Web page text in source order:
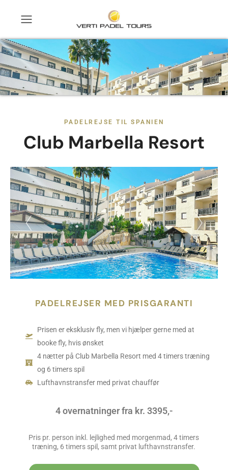
PADELREJSE TIL SPANIEN
Club Marbella Resort
PADELREJSER MED PRISGARANTI
Prisen er eksklusiv fly, men vi hjælper gerne med at
booke fly, hvis ønsket
4 nætter på Club Marbella Resort med 4 timers træning
og 6 timers spil
Lufthavnstransfer med privat chauffør
4 overnatninger fra kr. 3395,-
Pris pr. person inkl. lejlighed med morgenmad, 4 timers
træning, 6 timers spil, samt privat lufthavnstransfer.